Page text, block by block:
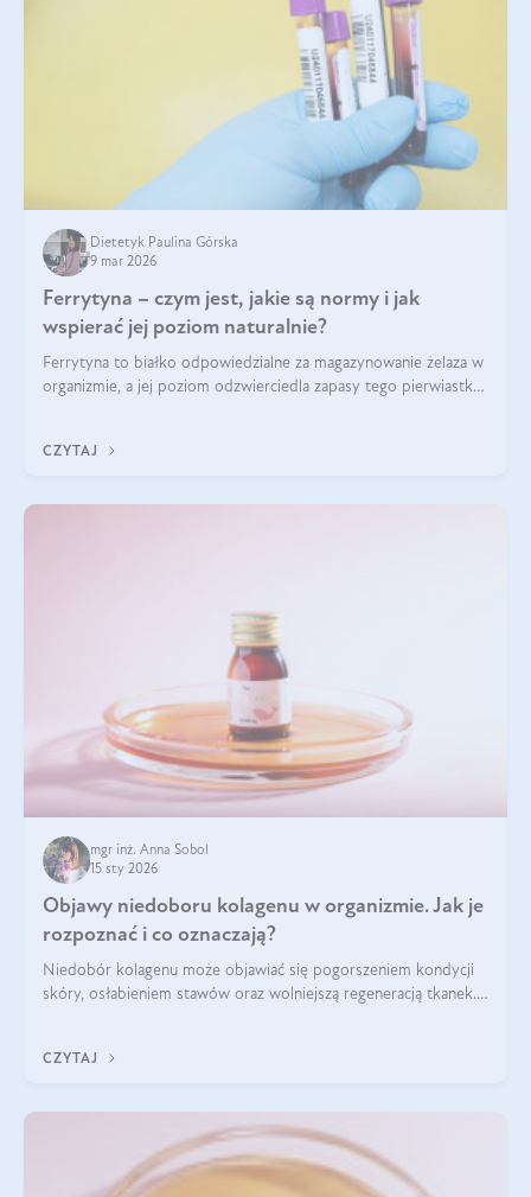
Dietetyk Paulina Górska
9 mar 2026
Ferrytyna – czym jest, jakie są normy i jak
wspierać jej poziom naturalnie?
Ferrytyna to białko odpowiedzialne za magazynowanie żelaza w
organizmie, a jej poziom odzwierciedla zapasy tego pierwiastka.
funkcjonowanie (
CZYTAJ
mgr inż. Anna Sobol
15 sty 2026
Objawy niedoboru kolagenu w organizmie. Jak je
rozpoznać i co oznaczają?
Niedobór kolagenu może objawiać się pogorszeniem kondycji
skóry, osłabieniem stawów oraz wolniejszą regeneracją tkanek.
osłabienie włosów.
CZYTAJ